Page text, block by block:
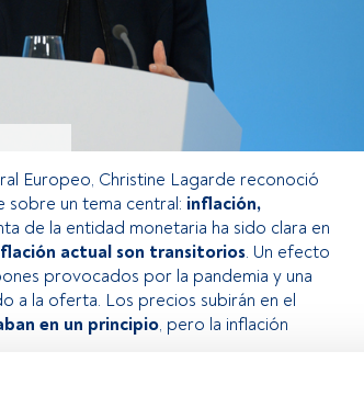
Europeo, Christine Lagarde reconoció
sobre un tema central: inflación,
de la entidad monetaria ha sido clara en
actual son transitorios. Un efecto
provocados por la pandemia y una
a la oferta. Los precios subirán en el
en un principio, pero la inflación